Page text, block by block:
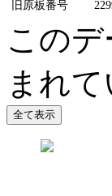
旧原板番号
この
まれて